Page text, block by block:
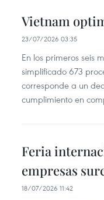
Vietnam
23/07/2026 03:35
En los primeros seis
simplificado 673
corresponde a un
cumplimiento en
Feria
empresas
18/07/2026 11:42